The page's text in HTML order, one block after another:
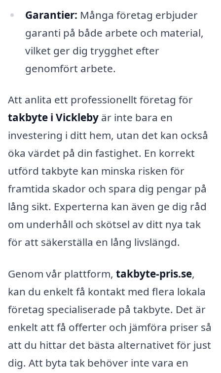
Garantier: Många företag erbjuder
garanti på både arbete och material,
vilket ger dig trygghet efter
genomfört arbete.
Att anlita ett professionellt företag för
takbyte i Vickleby är inte bara en
investering i ditt hem, utan det kan också
öka värdet på din fastighet. En korrekt
utförd takbyte kan minska risken för
framtida skador och spara dig pengar på
lång sikt. Experterna kan även ge dig råd
om underhåll och skötsel av ditt nya tak
för att säkerställa en lång livslängd.
Genom vår plattform, takbyte-pris.se,
kan du enkelt få kontakt med flera lokala
företag specialiserade på takbyte. Det är
enkelt att få offerter och jämföra priser så
att du hittar det bästa alternativet för just
dig. Att byta tak behöver inte vara en